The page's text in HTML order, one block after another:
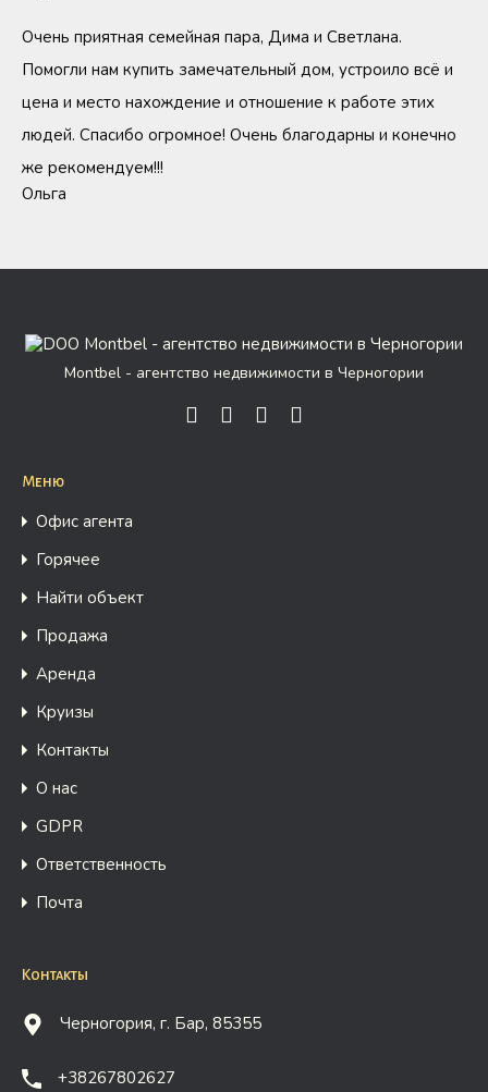
Очень приятная семейная пара, Дима и Светлана.
Помогли нам купить замечательный дом, устроило всё и
цена и место нахождение и отношение к работе этих
людей. Спасибо огромное! Очень благодарны и конечно
же рекомендуем!!!
Ольга
Montbel - агентство недвижимости в Черногории
Меню
Офис агента
Горячее
Найти объект
Продажа
Аренда
Круизы
Контакты
О нас
GDPR
Ответственность
Почта
Контакты
Черногория, г. Бар, 85355
+38267802627